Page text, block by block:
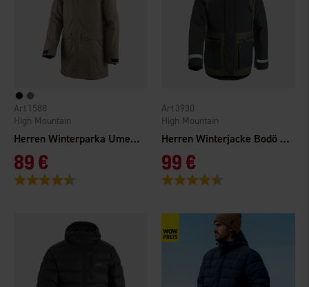
Herren Winterparka Umeå WP
High Mountain
1588
89 €
Bewertung:
Herren Winterjacke Bodö WP
High Mountain
3930
99 €
Bewertung: